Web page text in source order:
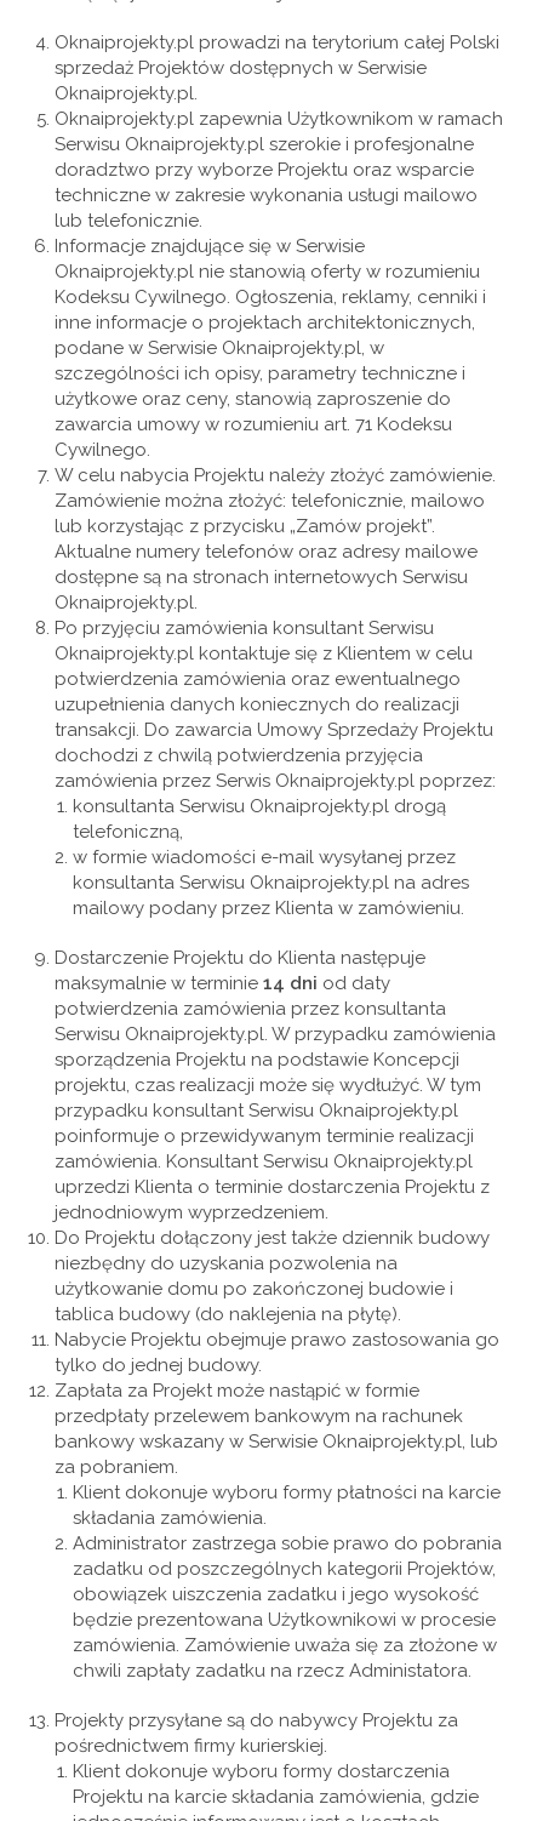
Oknaiprojekty.pl prowadzi na terytorium całej Polski
sprzedaż Projektów dostępnych w Serwisie
Oknaiprojekty.pl.
Oknaiprojekty.pl zapewnia Użytkownikom w ramach
Serwisu Oknaiprojekty.pl szerokie i profesjonalne
doradztwo przy wyborze Projektu oraz wsparcie
techniczne w zakresie wykonania usługi mailowo
lub telefonicznie.
Informacje znajdujące się w Serwisie
Oknaiprojekty.pl nie stanowią oferty w rozumieniu
Kodeksu Cywilnego. Ogłoszenia, reklamy, cenniki i
inne informacje o projektach architektonicznych,
podane w Serwisie Oknaiprojekty.pl, w
szczególności ich opisy, parametry techniczne i
użytkowe oraz ceny, stanowią zaproszenie do
zawarcia umowy w rozumieniu art. 71 Kodeksu
Cywilnego.
W celu nabycia Projektu należy złożyć zamówienie.
Zamówienie można złożyć: telefonicznie, mailowo
lub korzystając z przycisku „Zamów projekt”.
Aktualne numery telefonów oraz adresy mailowe
dostępne są na stronach internetowych Serwisu
Oknaiprojekty.pl.
Po przyjęciu zamówienia konsultant Serwisu
Oknaiprojekty.pl kontaktuje się z Klientem w celu
potwierdzenia zamówienia oraz ewentualnego
uzupełnienia danych koniecznych do realizacji
transakcji. Do zawarcia Umowy Sprzedaży Projektu
dochodzi z chwilą potwierdzenia przyjęcia
zamówienia przez Serwis Oknaiprojekty.pl poprzez:
konsultanta Serwisu Oknaiprojekty.pl drogą
telefoniczną,
w formie wiadomości e-mail wysyłanej przez
konsultanta Serwisu Oknaiprojekty.pl na adres
mailowy podany przez Klienta w zamówieniu.
Dostarczenie Projektu do Klienta następuje
maksymalnie w terminie 14 dni od daty
potwierdzenia zamówienia przez konsultanta
Serwisu Oknaiprojekty.pl. W przypadku zamówienia
sporządzenia Projektu na podstawie Koncepcji
projektu, czas realizacji może się wydłużyć. W tym
przypadku konsultant Serwisu Oknaiprojekty.pl
poinformuje o przewidywanym terminie realizacji
zamówienia. Konsultant Serwisu Oknaiprojekty.pl
uprzedzi Klienta o terminie dostarczenia Projektu z
jednodniowym wyprzedzeniem.
Do Projektu dołączony jest także dziennik budowy
niezbędny do uzyskania pozwolenia na
użytkowanie domu po zakończonej budowie i
tablica budowy (do naklejenia na płytę).
Nabycie Projektu obejmuje prawo zastosowania go
tylko do jednej budowy.
Zapłata za Projekt może nastąpić w formie
przedpłaty przelewem bankowym na rachunek
bankowy wskazany w Serwisie Oknaiprojekty.pl, lub
za pobraniem.
Klient dokonuje wyboru formy płatności na karcie
składania zamówienia.
Administrator zastrzega sobie prawo do pobrania
zadatku od poszczególnych kategorii Projektów,
obowiązek uiszczenia zadatku i jego wysokość
będzie prezentowana Użytkownikowi w procesie
zamówienia. Zamówienie uważa się za złożone w
chwili zapłaty zadatku na rzecz Administatora.
Projekty przysyłane są do nabywcy Projektu za
pośrednictwem firmy kurierskiej.
Klient dokonuje wyboru formy dostarczenia
Projektu na karcie składania zamówienia, gdzie